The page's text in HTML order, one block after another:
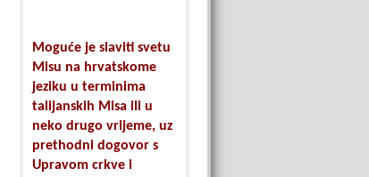
Moguće je slaviti svetu
Misu na hrvatskome
jeziku u terminima
talijanskih Misa ili u
neko drugo vrijeme, uz
prethodni dogovor s
Upravom crkve i